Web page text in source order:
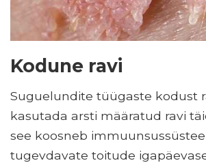
Kodune ravi
Suguelundite tüügaste kodust
kasutada arsti määratud ravi
see koosneb
tugevdavate toitude